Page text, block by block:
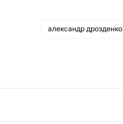
александр дрозденко